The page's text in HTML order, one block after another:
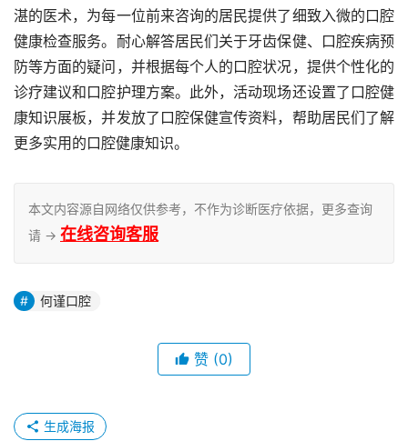
湛的医术，为每一位前来咨询的居民提供了细致入微的口腔
健康检查服务。耐心解答居民们关于牙齿保健、口腔疾病预
防等方面的疑问，并根据每个人的口腔状况，提供个性化的
诊疗建议和口腔护理方案。此外，活动现场还设置了口腔健
康知识展板，并发放了口腔保健宣传资料，帮助居民们了解
更多实用的口腔健康知识。
本文内容源自网络仅供参考，不作为诊断医疗依据，更多查询
请 → 在线咨询客服
何谨口腔
赞 (0)
生成海报